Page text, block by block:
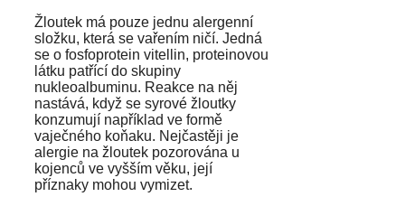
Žloutek má pouze jednu alergenní
složku, která se vařením ničí. Jedná
se o fosfoprotein vitellin, proteinovou
látku patřící do skupiny
nukleoalbuminu. Reakce na něj
nastává, když se syrové žloutky
konzumují například ve formě
vaječného koňaku. Nejčastěji je
alergie na žloutek pozorována u
kojenců ve vyšším věku, její
příznaky mohou vymizet.